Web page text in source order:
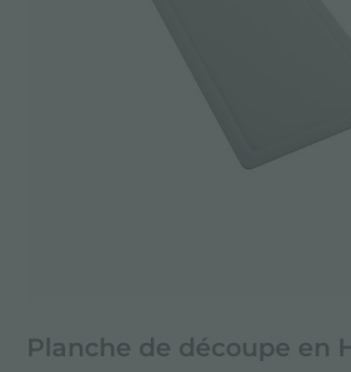
Planche de découpe en